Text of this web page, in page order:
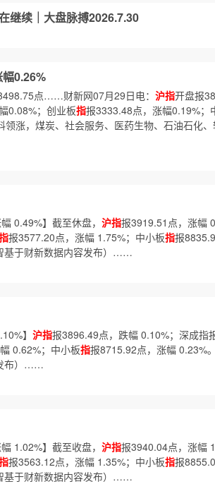
继续｜大盘脉搏2026.7.30
0.26%
点……财新网07月29日电： 沪指开盘报
0.08%；创业板指报3333.48点，涨幅0.19%；
涨，煤炭、社会服务、医药生物、石油石化
0.49%】截至休盘， 沪指报3919.51点，涨幅
报3577.20点，涨幅 1.75%；中小板指报
基于财新数据内容发布）……
】 沪指报3896.49点，跌幅 0.10%；深成指
0.62%；中小板指报8715.92点，涨幅 0.23%
布）……
1.02%】截至收盘， 沪指报3940.04点，涨幅
报3563.12点，涨幅 1.35%；中小板指报
基于财新数据内容发布）……